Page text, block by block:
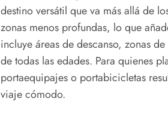
destino versátil que va más allá de
zonas menos profundas, lo que
incluye áreas de descanso, zonas
de todas las edades. Para quienes
portaequipajes o portabicicletas
viaje cómodo.